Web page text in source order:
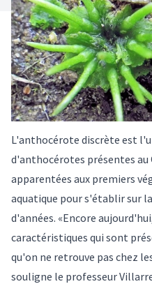
L'anthocérote discrète est
d'anthocérotes présentes au
apparentées aux premiers
aquatique pour s'établir sur
d'années. «Encore
caractéristiques qui sont
qu'on ne retrouve pas chez
souligne le professeur